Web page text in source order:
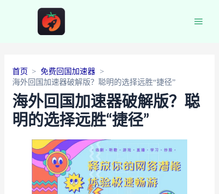
首页
免费回国加速器
海外回国加速器破解版？聪明的选择远胜“捷径”
海外回国加速器破解版？聪
明的选择远胜“捷径”